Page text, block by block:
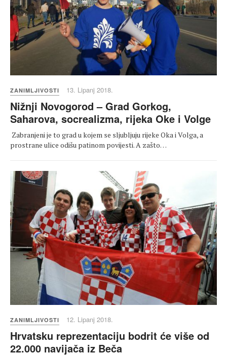
ZANIMLJIVOSTI 13. Lipanj 2018.
Nižnji Novogorod – Grad Gorkog,
Saharova, socrealizma, rijeka Oke i Volge
Zabranjeni je to grad u kojem se sljubljuju rijeke Oka i Volga, a
prostrane ulice odišu patinom povijesti. A zašto…
ZANIMLJIVOSTI 12. Lipanj 2018.
Hrvatsku reprezentaciju bodrit će više od
22.000 navijača iz Beča